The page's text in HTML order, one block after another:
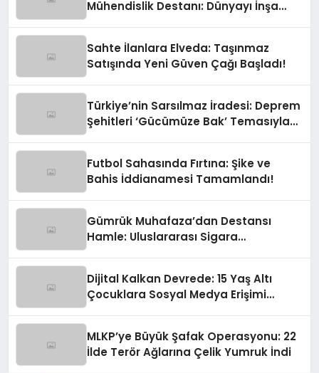
Mühendislik Destanı: Dünyayı İnşa
Sahte İlanlara Elveda: Taşınmaz
Satışında Yeni Güven Çağı Başladı!
Türkiye’nin Sarsılmaz İradesi: Deprem
Şehitleri ‘Gücümüze Bak’ Temasıyla
Futbol Sahasında Fırtına: Şike ve
Bahis İddianamesi Tamamlandı!
Gümrük Muhafaza’dan Destansı
Hamle: Uluslararası Sigara
Dijital Kalkan Devrede: 15 Yaş Altı
Çocuklara Sosyal Medya Erişimi
MLKP’ye Büyük Şafak Operasyonu: 22
İlde Terör Ağlarına Çelik Yumruk İndi